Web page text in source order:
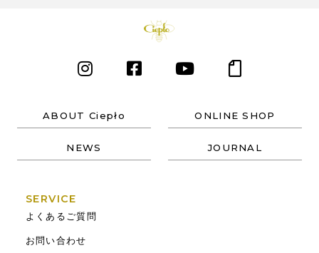
ABOUT Ciepło ONLINE SHOP
NEWS JOURNAL
SERVICE
よくあるご質問
お問い合わせ